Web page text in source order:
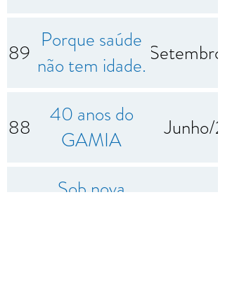
89 Porque saúde
não tem idade.
88
40 anos do
GAMIA
Junho/
Sob nova